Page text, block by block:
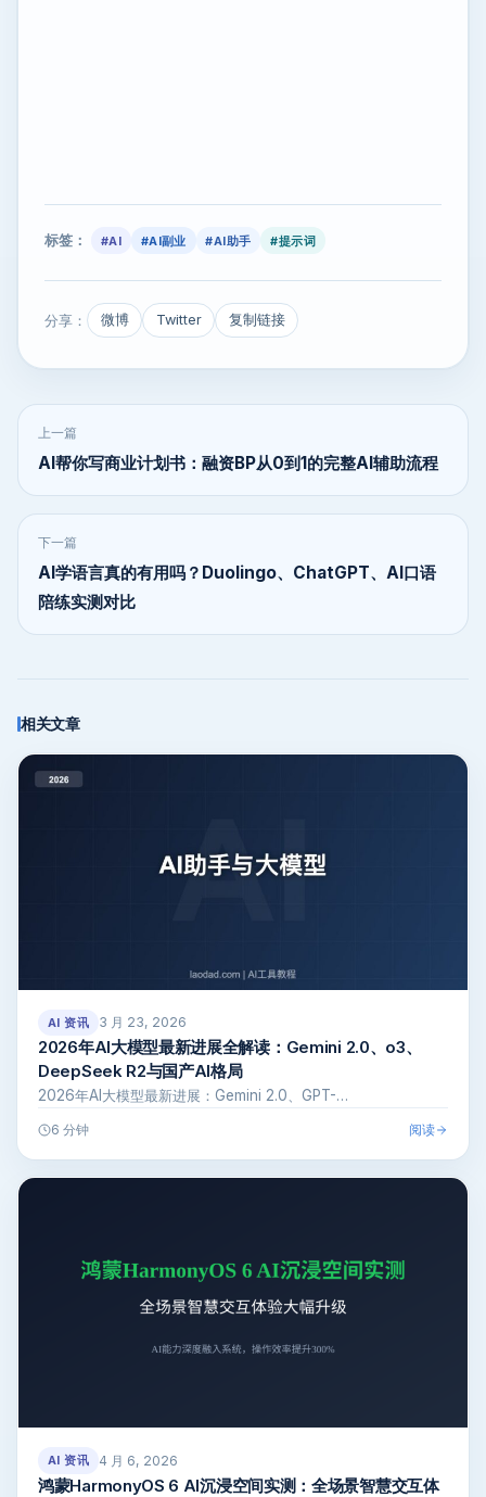
标签： #AI #AI副业 #AI助手 #提示词
分享： 微博 Twitter 复制链接
上一篇
AI帮你写商业计划书：融资BP从0到1的完整AI辅助流程
下一篇
AI学语言真的有用吗？Duolingo、ChatGPT、AI口语
陪练实测对比
相关文章
AI 资讯 3 月 23, 2026
2026年AI大模型最新进展全解读：Gemini 2.0、o3、
DeepSeek R2与国产AI格局
2026年AI大模型最新进展：Gemini 2.0、GPT-…
6 分钟 阅读
AI 资讯 4 月 6, 2026
鸿蒙HarmonyOS 6 AI沉浸空间实测：全场景智慧交互体